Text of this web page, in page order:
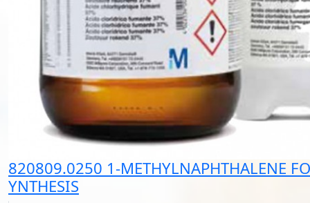
820809.0250 1-METHYLNAPHTHALENE
YNTHESIS